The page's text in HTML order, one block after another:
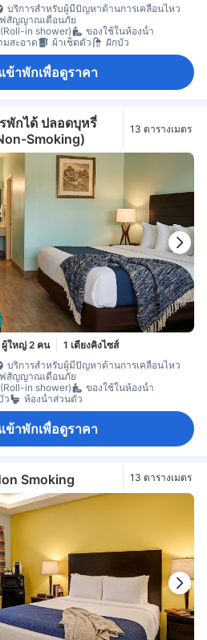
บริการสำหรับผู้มีปัญหาด้านการเคลื่อนไหว
สัญญาณเตือนภัย
in shower)
ของใช้ในห้องน้ำ
สะอาด ผ้าเช็ดตัว ฝักบัว
ข้าพักเพื่อดูราคา
พักได้ ปลอดบุหรี่
Smoking)
13 ตารางเมตร
ผู้ใหญ่ 2 คน
1 เตียงคิงไซส์
บริการสำหรับผู้มีปัญหาด้านการเคลื่อนไหว
สัญญาณเตือนภัย
in shower)
ของใช้ในห้องน้ำ
ว ห้องน้ำส่วนตัว
ข้าพักเพื่อดูราคา
Smoking 13 ตารางเมตร